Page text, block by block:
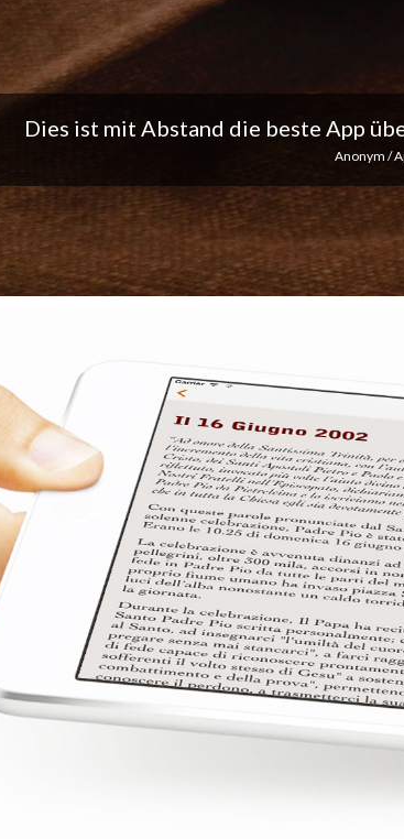
Tolle App, ich liebe die täglichen